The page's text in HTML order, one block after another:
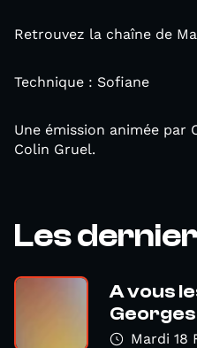
Retrouvez la chaîne de
Technique : Sofiane
Une émission animée par
Colin Gruel.
Les
A vous
Mardi 18